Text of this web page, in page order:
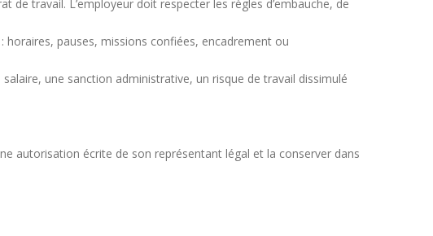
travail. L’employeur doit respecter les règles d’embauche, de
pauses, missions confiées, encadrement ou
une sanction administrative, un risque de travail dissimulé
autorisation écrite de son représentant légal et la conserver dans